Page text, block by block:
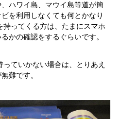
定
て
ハワイ島、マウイ島等道が簡
を利用しなくても何とかなり
持ってくる方は、たまにスマホ
かの確認をするぐらいです。
ていかない場合は、とりあえ
難です。